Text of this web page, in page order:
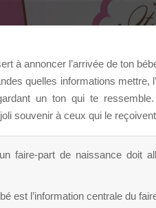
à annoncer l’arrivée de ton
quelles informations mettre,
un ton qui te
souvenir à ceux qui le
un faire-part de naissance doit
est l’information centrale du